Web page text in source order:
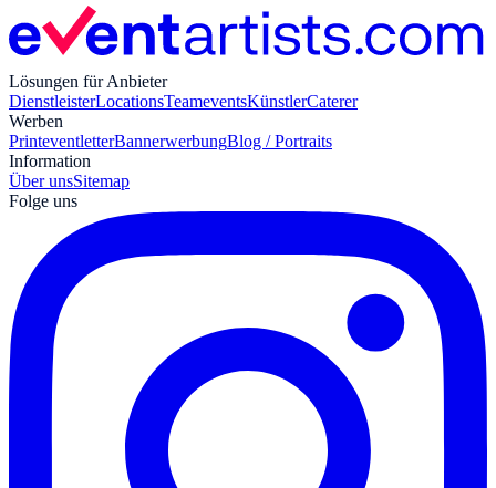
Lösungen für Anbieter
DienstleisterLocationsTeameventsKünstlerCaterer
Werben
PrinteventletterBannerwerbungBlog / Portraits
Information
Über unsSitemap
Folge uns